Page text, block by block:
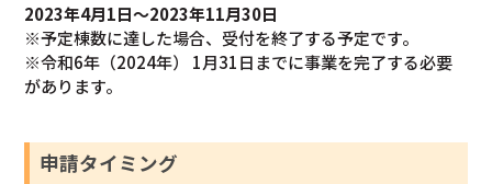
2023年4月1日～2023年11月30日
※予定棟数に達した場合、受付を終了する予定です。
※令和6年（2024年） 1月31日までに事業を完了する必要
があります。
申請タイミング